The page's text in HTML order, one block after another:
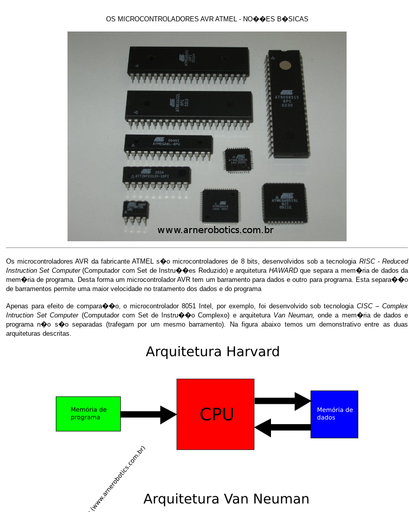
OS MICROCONTROLADORES AVR ATMEL - NO��ES B�SICAS
Os microcontroladoresAVR da fabricante ATMELs�o microcontroladores de 8 bits, desenvolvidos sob a tecnologia RISC - Reduced
Instruction Set Computer(Computador com Set de Instru��es Reduzido) e arquitetura HAWARDque separa a mem�ria de dados da
mem�ria de programa. Desta forma um microcontroladorAVR tem um barramento para dados e outro para programa. Esta separa��o
de barramentos permite uma maior velocidade no tratamento dos dados e do programa
Apenas para efeito de compara��o, o microcontrolador 8051 Intel, por exemplo, foi desenvolvido sob tecnologiaCISC – Complex
Intruction Set Computer(Computador com Set de Instru��o Complexo) e arquitetura Van Neuman, onde a mem�ria de dados e
programa n�o s�o separadas (trafegam por um mesmo barramento). Na figura abaixo temos um demonstrativo entre as duas
arquiteturas descritas.